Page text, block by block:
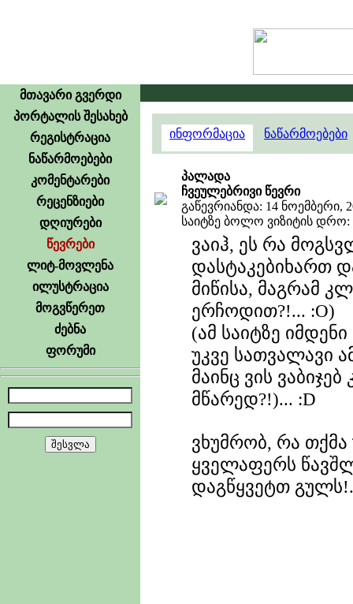
მთავარი გვერდი
პორტალის შესახებ
რეგისტრაცია
ნაწარმოებები
კომენტარები
რეცენზიები
დღიურები
წევრები
ლიტ-მოვლენა
ილუსტრაცია
მოგვწერეთ
ძებნა
ფორუმი
ინფორმაცია ნაწარმოებები
პალადა
ჩვეულებრივი წევრი
გაწევრიანდა: 14 ნოემბერი,
საიტზე ბოლო ვიზიტის დრო:
ვაიჰ, ეს რა
დასტაკებიხართ
მიწისა, მაგრამ
ერჩოდით?!... :O)
(ამ საიტზე
უკვე სათვალავი
მაინც ვის
მწარედ?!)... :D
ვხუმრობ, რა
ყველაფერს
დაგწყვეტთ